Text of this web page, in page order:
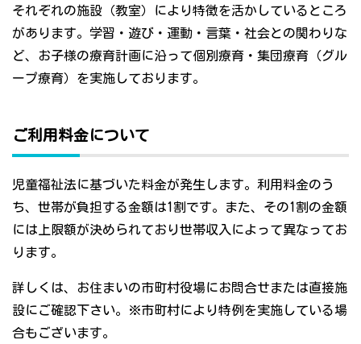
それぞれの施設（教室）により特徴を活かしているところ
があります。学習・遊び・運動・言葉・社会との関わりな
ど、お子様の療育計画に沿って個別療育・集団療育（グル
ープ療育）を実施しております。
ご利用料金について
児童福祉法に基づいた料金が発生します。利用料金のう
ち、世帯が負担する金額は1割です。また、その1割の金額
には上限額が決められており世帯収入によって異なってお
ります。
詳しくは、お住まいの市町村役場にお問合せまたは直接施
設にご確認下さい。※市町村により特例を実施している場
合もございます。